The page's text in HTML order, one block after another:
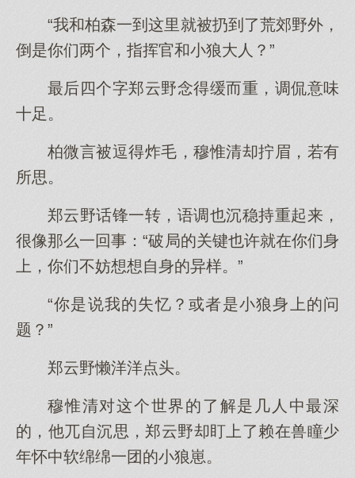
“我和柏森一到这里就被扔到了荒郊野外，
倒是你们两个，指挥官和小狼大人？”
最后四个字郑云野念得缓而重，调侃意味
十足。
柏微言被逗得炸毛，穆惟清却拧眉，若有
所思。
郑云野话锋一转，语调也沉稳持重起来，
很像那么一回事：“破局的关键也许就在你们身
上，你们不妨想想自身的异样。”
“你是说我的失忆？或者是小狼身上的问
题？”
郑云野懒洋洋点头。
穆惟清对这个世界的了解是几人中最深
的，他兀自沉思，郑云野却盯上了赖在兽瞳少
年怀中软绵绵一团的小狼崽。